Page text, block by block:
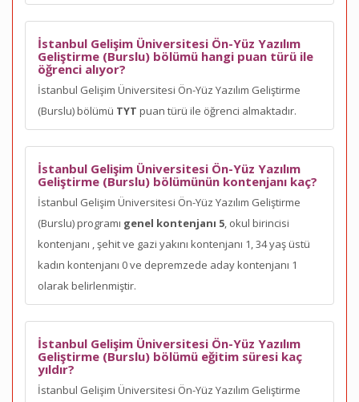
İstanbul Gelişim Üniversitesi Ön-Yüz Yazılım
Geliştirme (Burslu) bölümü hangi puan türü ile
öğrenci alıyor?
İstanbul Gelişim Üniversitesi Ön-Yüz Yazılım Geliştirme
(Burslu) bölümü TYT puan türü ile öğrenci almaktadır.
İstanbul Gelişim Üniversitesi Ön-Yüz Yazılım
Geliştirme (Burslu) bölümünün kontenjanı kaç?
İstanbul Gelişim Üniversitesi Ön-Yüz Yazılım Geliştirme
(Burslu) programı genel kontenjanı 5, okul birincisi
kontenjanı , şehit ve gazi yakını kontenjanı 1, 34 yaş üstü
kadın kontenjanı 0 ve depremzede aday kontenjanı 1
olarak belirlenmiştir.
İstanbul Gelişim Üniversitesi Ön-Yüz Yazılım
Geliştirme (Burslu) bölümü eğitim süresi kaç
yıldır?
İstanbul Gelişim Üniversitesi Ön-Yüz Yazılım Geliştirme